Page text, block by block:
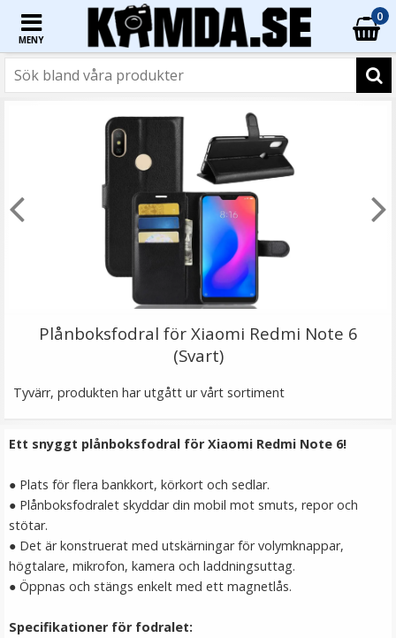
MENY
0
TTArtisan Mini Magnetisk LED-belysning –
LÄGG I VARUKORG
Plånboksfodral för Xiaomi Redmi Note 6
(Svart)
Tyvärr, produkten har utgått ur vårt sortiment
Ett snyggt plånboksfodral för Xiaomi Redmi Note 6!
● Plats för flera bankkort, körkort och sedlar.
● Plånboksfodralet skyddar din mobil mot smuts, repor och
stötar.
● Det är konstruerat med utskärningar för volymknappar,
högtalare, mikrofon, kamera och laddningsuttag.
● Öppnas och stängs enkelt med ett magnetlås.
Specifikationer för fodralet: